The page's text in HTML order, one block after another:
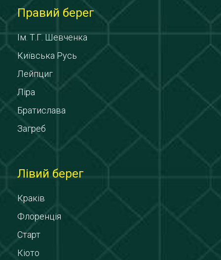
Правий берег
Ім. Т.Г. Шевченка
Київська Русь
Лейпциг
Ліра
Братислава
Загреб
Лівий берег
Краків
Флоренція
Старт
Кіото